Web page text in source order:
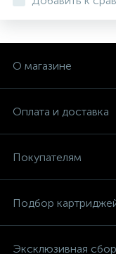
О магазине
Оплата и доставка
Покупателям
Подбор
Эксклюзивная